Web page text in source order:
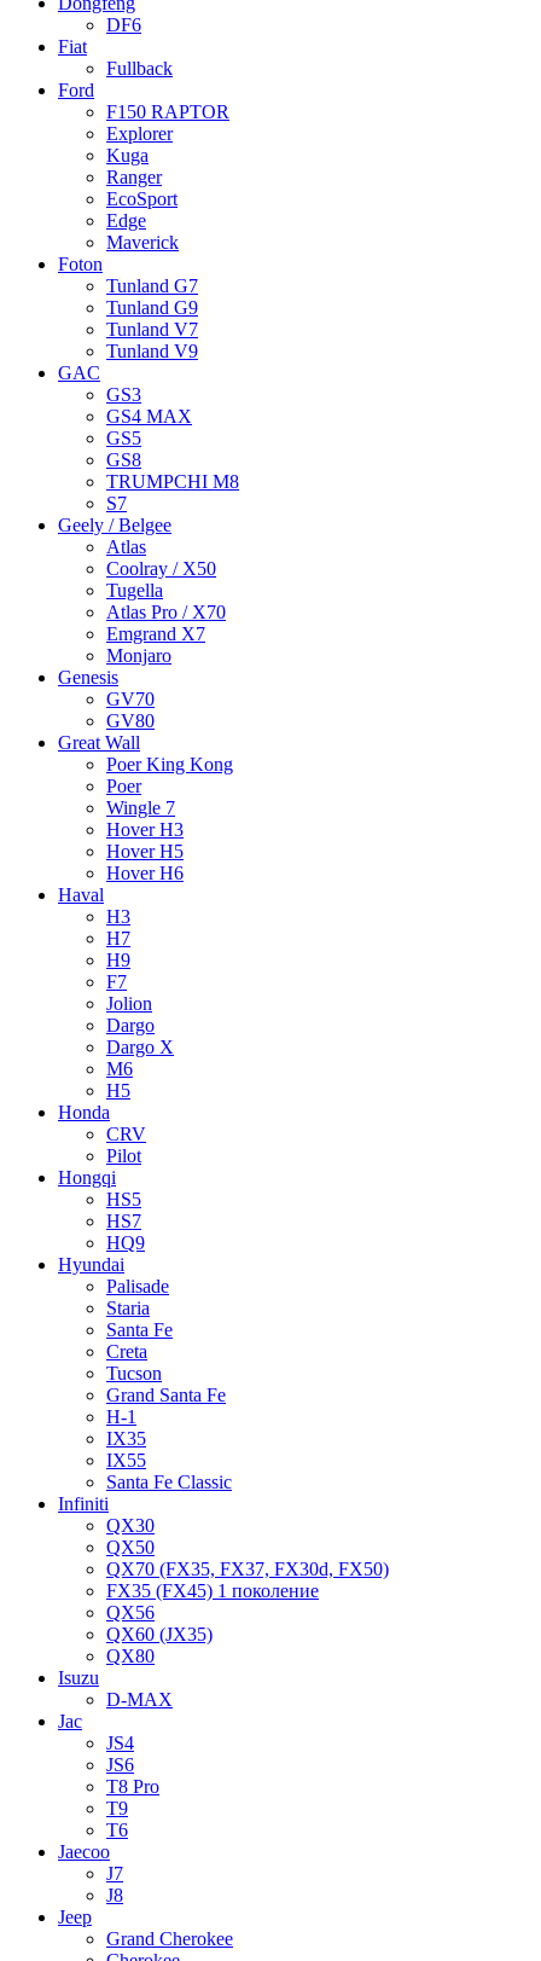
DF6
Fiat
Fullback
Ford
F150 RAPTOR
Explorer
Kuga
Ranger
EcoSport
Edge
Maverick
Foton
Tunland G7
Tunland G9
Tunland V7
Tunland V9
GAC
GS3
GS4 MAX
GS5
GS8
TRUMPCHI M8
S7
Geely / Belgee
Atlas
Coolray / X50
Tugella
Atlas Pro / X70
Emgrand X7
Monjaro
Genesis
GV70
GV80
Great Wall
Poer King Kong
Poer
Wingle 7
Hover H3
Hover H5
Hover H6
Haval
H3
H7
H9
F7
Jolion
Dargo
Dargo X
M6
H5
Honda
CRV
Pilot
Hongqi
HS5
HS7
HQ9
Hyundai
Palisade
Staria
Santa Fe
Creta
Tucson
Grand Santa Fe
H-1
IX35
IX55
Santa Fe Classic
Infiniti
QX30
QX50
QX70 (FX35, FX37, FX30d, FX50)
FX35 (FX45) 1 поколение
QX56
QX60 (JX35)
QX80
Isuzu
D-MAX
Jac
JS4
JS6
T8 Pro
T9
T6
Jaecoo
J7
J8
Jeep
Grand Cherokee